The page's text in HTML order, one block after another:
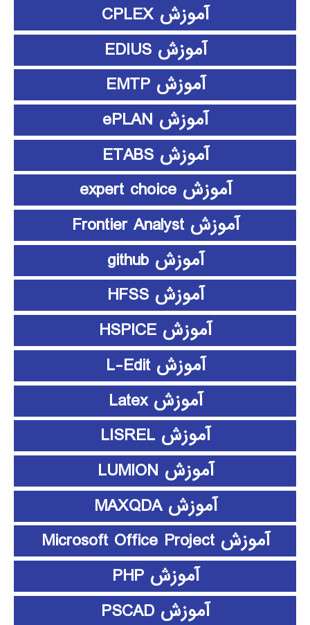
آموزش CPLEX
آموزش EDIUS
آموزش EMTP
آموزش ePLAN
آموزش ETABS
آموزش expert choice
آموزش Frontier Analyst
آموزش github
آموزش HFSS
آموزش HSPICE
آموزش L-Edit
آموزش Latex
آموزش LISREL
آموزش LUMION
آموزش MAXQDA
آموزش Microsoft Office Project
آموزش PHP
آموزش PSCAD